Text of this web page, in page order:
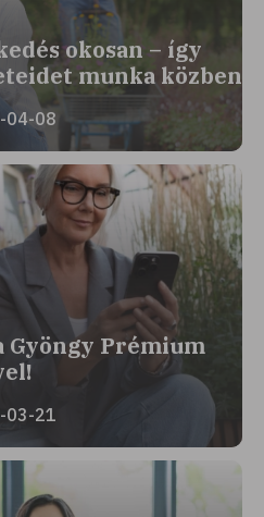
okosan – így
munka közben
04-08
Gyöngy Prémium
03-21